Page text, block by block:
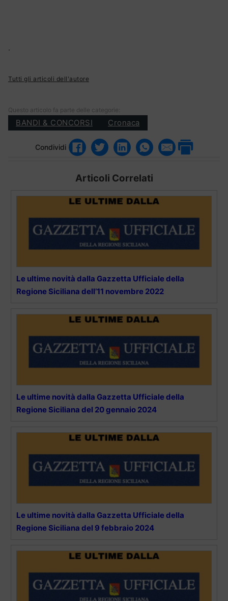
.
Tutti gli articoli dell'autore
Questo articolo fa parte delle categorie:
BANDI & CONCORSI Cronaca
Condividi
Articoli Correlati
Le ultime novità dalla Gazzetta Ufficiale della
Regione Siciliana dell’11 novembre 2022
Le ultime novità dalla Gazzetta Ufficiale della
Regione Siciliana del 20 gennaio 2024
Le ultime novità dalla Gazzetta Ufficiale della
Regione Siciliana del 9 febbraio 2024